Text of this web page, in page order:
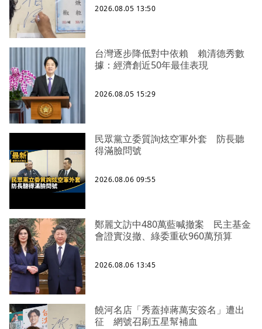
2026.08.05 13:50
台灣逐步降低對中依賴 賴清德秀數
據：經濟創近50年最佳表現
2026.08.05 15:29
民眾黨立委質詢炫空軍外套 防長聽
得滿臉問號
2026.08.06 09:55
鄭麗文訪中480萬藍喊撤案 民主基金
會證實沒撤、綠委重砍960萬預算
2026.08.06 13:45
饒河名店「秀蓋掉蔣萬安簽名」遭出
征 網號召刷五星幫補血